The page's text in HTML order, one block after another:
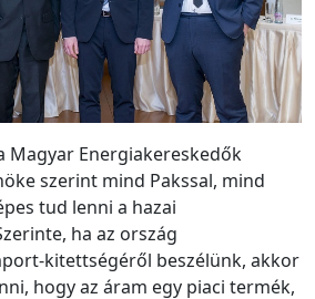
Magyar Energiakereskedők
szerint mind Pakssal, mind
tud lenni a hazai
ha az ország
kitettségéről beszélünk, akkor
hogy az áram egy piaci termék,